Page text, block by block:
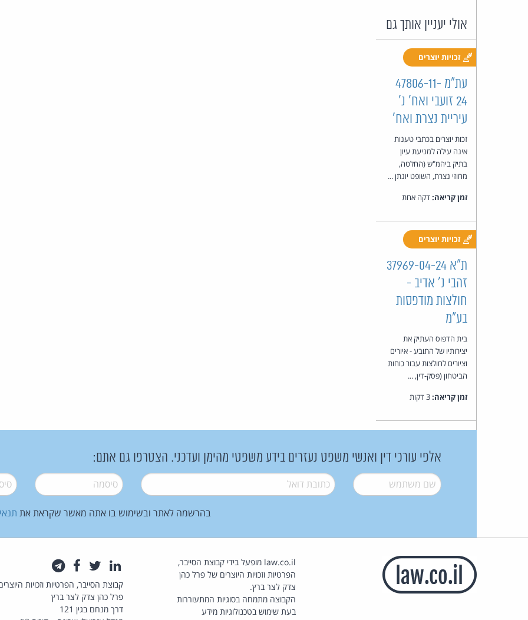
אולי יעניין אותך גם
זכויות יוצרים
עת"מ 47806-11-
24 זועבי ואח' נ'
עיריית נצרת ואח'
זכות יוצרים בכתבי טענות
אינה עילה למניעת עיון
בתיק ביהמ"ש (החלטה,
מחוזי נצרת, השופט יונתן ...
זמן קריאה:דקה אחת
זכויות יוצרים
ת"א 37969-04-24
זהבי נ' אדיב -
חולצות מודפסות
בע"מ
בית הדפוס העתיק את
יצירותיו של התובע - איורים
וציורים לחולצות עבור כוחות
הביטחון (פסק-דין, ...
זמן קריאה:
אלפי עורכי דין ואנשי משפט נעזרים בידע משפטי מהימן ועדכני. הצטרפו גם אתם:
שם משתמש* דואל* סיסמה*
בהרשמה לאתר ובשימוש בו אתה מאשר שקראת את
law.co.il מופעל בידי קבוצת הסייבר,
הפרטיות וזכויות היוצרים של פרל כהן
צדק לצר ברץ.
הקבוצה מתמחה בסוגיות המתעוררות
בעת שימוש בטכנולוגיות מידע
לינקדאין
טוויטרפייסבוק
קבוצת הסייבר, הפרטיות וזכויות
פרל כהן צדק לצר ברץ
דרך מנחם בגין 121